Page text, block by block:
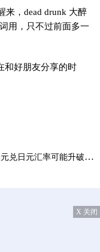
来，dead drunk 大醉
用，只不过前面多一
和好朋友分享的时
日元汇率可能升破160
X 关闭